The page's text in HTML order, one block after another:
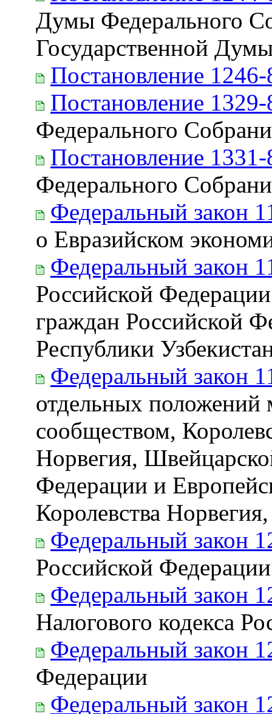
Думы Федерального
Государственной
Постановление
Постановление
Федерального
Постановление
Федерального
Федеральный закон
о Евразийском
Федеральный закон
Российской
граждан Российской
Республики
Федеральный закон
отдельных положений
сообществом,
Норвегия,
Федерации и
Королевства
Федеральный закон
Российской Федерации
Федеральный закон
Налогового кодекса
Федеральный закон
Федерации
Федеральный закон